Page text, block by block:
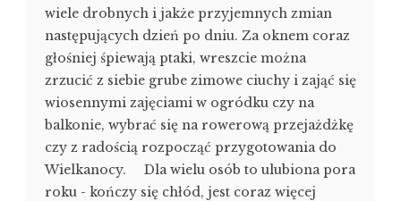
wiele drobnych i jakże przyjemnych zmian
następujących dzień po dniu. Za oknem coraz
głośniej śpiewają ptaki, wreszcie można
zrzucić z siebie grube zimowe ciuchy i zająć się
wiosennymi zajęciami w ogródku czy na
balkonie, wybrać się na rowerową przejażdżkę
czy z radością rozpocząć przygotowania do
Wielkanocy. Dla wielu osób to ulubiona pora
roku - kończy się chłód, jest coraz więcej